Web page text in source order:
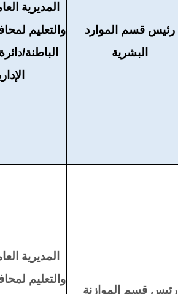
رئيس قسم الموارد
البشرية
المديرية
والتعليم
الباطنة/
رئيس قسم الموازنة
المديرية
والتعليم